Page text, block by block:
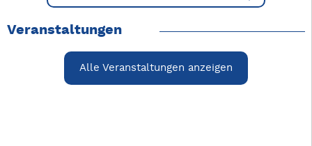
Veranstaltungen
Alle Veranstaltungen anzeigen